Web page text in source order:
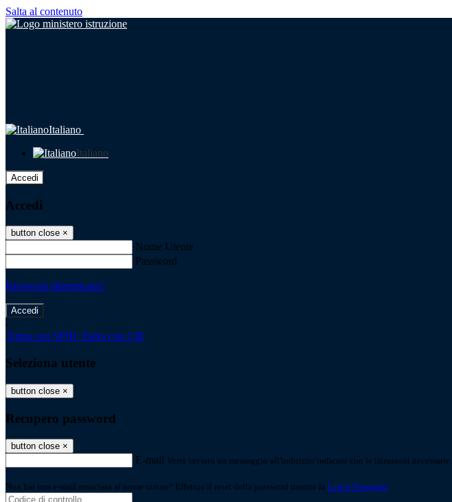
Salta al contenuto
Italiano
Italiano
Accedi
Accedi
button close ×
Nome Utente
Password
Password dimenticata?
-
Entra con SPID Entra con CIE
Seleziona utente
button close ×
Recupero password
button close ×
E-mail Verrà inviato un messaggio all'indirizzo indicato con le istruzioni necessarie.
Non hai una e-mail associata al nome utente? Effettua il reset della password tramite la Login Spaggiari